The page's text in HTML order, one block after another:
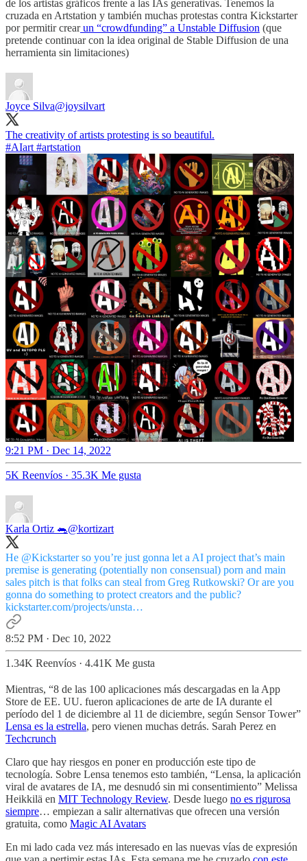
de los artistas gráficos frente a las IAs generativas. Tenemos la
cruzada en Artstation y también muchas protestas contra Kickstarter
por permitir crearun “crowdfunding” a Unstable Diffusion (que
pretende continuar con la idea original de Stable Diffusion de una
herramienta sin limitaciones)
Joyce Silva@joysilvart
#AIart #artstation
9:21 PM · Dec 14, 2022
5K Reenvíos · 35.3K Me gusta
Karla Ortiz 🐀@kortizart
He @Kickstarterso you’re just gonna let a AI project that’s main
premise is generating (potentially non consensual) porn and main
sales pitch is that folks can steal from Greg Rutkowski? Or are you
kickstarter.com/projects/unsta…
8:52 PM · Dec 10, 2022
1.34K Reenvíos · 4.41K Me gusta
Mientras, “8 de las 100 aplicaciones más descargadas en la App
Store de EE. UU. fueron aplicaciones de arte de IA durante el
período del 1 de diciembre al 11 de diciembre, según Sensor Tower”
Lensa es la estrella, pero vienen muchas detrás. Sarah Perez en
Techcrunch
Claro que hay riesgos en poner en producción este tipo de
tecnología. Sobre Lensa tenemos esto también, “Lensa, la aplicación
viral de avatares de IA, me desnudó sin mi consentimiento” Melissa
Heikkilä en MIT Technology Review. Desde luego no es rigurosa
siempre… empiezan a salir alternativas que ofrecen una versión
gratuita, como Magic AI Avatars
En mi lado cada vez más interesado en las nuevas vías de expresión